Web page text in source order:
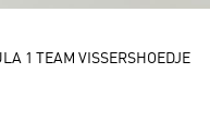
1 TEAM VISSERSHOEDJE